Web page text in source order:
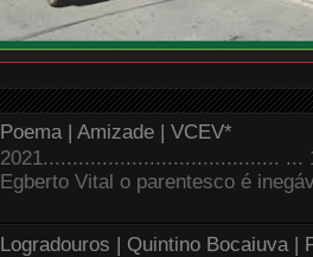
Poema | Amizade | VCEV*
2021........................................ ...
Egberto Vital o parentesco é
Logradouros | Quintino Bocaiuva |